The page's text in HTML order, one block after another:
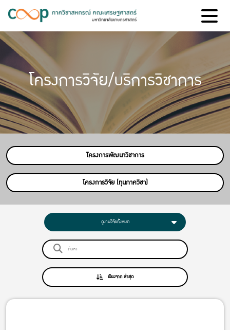
โครงการวิจัย/บริการวิชาการ
โครงการพัฒนาวิชาการ
โครงการวิจัย (ทุนภาควิชา)
ดูงานวิจัยทั้งหมด
เรียงจาก ล่าสุด